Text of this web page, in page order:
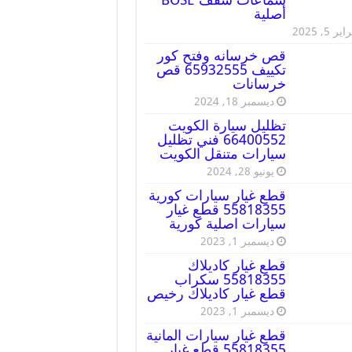
أصلية
5, 2025
قص خرسانه وفتح كور
تكييف 65932555 قص
خرسانات
ديسمبر 18, 2024
تظليل سيارة الكويت
66400552 فني تظليل
سيارات متنقل الكويت
يونيو 28, 2024
قطع غيار سيارات كورية
55818355 قطع غيار
سيارات اصلية كورية
ديسمبر 1, 2023
قطع غيار كاديلاك
55818355 سكراب
قطع غيار كاديلاك رخيص
ديسمبر 1, 2023
قطع غيار سيارات المانية